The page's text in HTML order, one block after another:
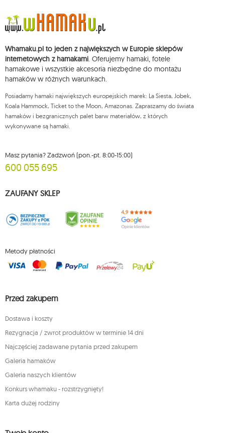
Dane będą przetwarzane w celu wysyłki newslettera i przechowywane do
chwili rezygnacji z subskrypcji.
Przysługuje Ci prawo do żądania dostępu do swoich danych osobowych,
sprzeciwu wobec przetwarzania swoich danych oraz prawo do
wniesienia skargi do organu nadzorczego oraz cofnięcia zgody w
dowolnym momencie bez wpływu na zgodność z prawem przetwarzania,
którego dokonano na podstawie zgody przed jej cofnięciem. W tym celu
możesz kontaktować się z działem obsługi klienta Mouton Interactive pod
Więcej informacji: www.mouton.pl/ODO
Whamaku.pl to jeden z największych w Europie sklepów
internetowych z hamakami. Oferujemy hamaki, fotele
hamakowe i wszystkie akcesoria niezbędne do montażu
hamaków w różnych warunkach.
Posiadamy hamaki największych europejskich marek: La Siesta, Jobek,
Koala Hammock, Ticket to the Moon, Amazonas. Zapraszamy do świata
hamaków i bezgranicznych palet barw materiałów, z których
wykonywane są hamaki.
Masz pytania? Zadzwoń (pon.-pt. 8:00-15:00)
600 055 695
ZAUFANY SKLEP
Metody płatności
Przed zakupem
Dostawa i koszty
Rezygnacja / zwrot produktów w terminie 14 dni
Najczęściej zadawane pytania przed zakupem
Galeria hamaków
Galeria naszych klientów
Konkurs whamaku - rozstrzygnięty!
Karta dużej rodziny